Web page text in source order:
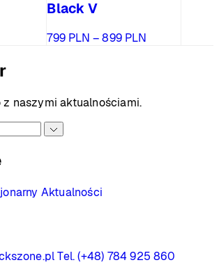
Black V
799 PLN – 899 PLNZakres
naszymi aktualnościami.
Aktualności
Tel. (+48) 784 925 860